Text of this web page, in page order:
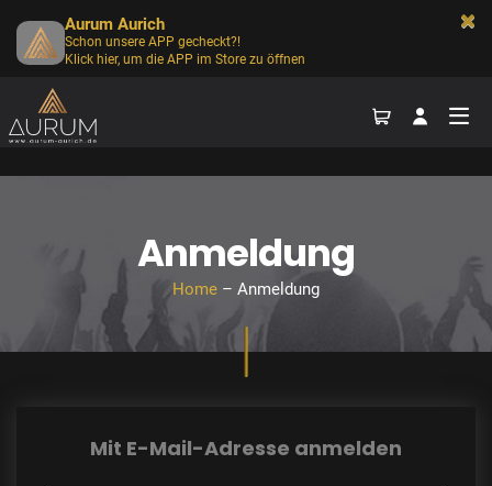
Anmeldung
Home– Anmeldung
Mit E-Mail-Adresse anmelden
Aurum Aurich
Schon unsere APP gecheckt?!
Klick hier, um die APP im Store zu öffnen